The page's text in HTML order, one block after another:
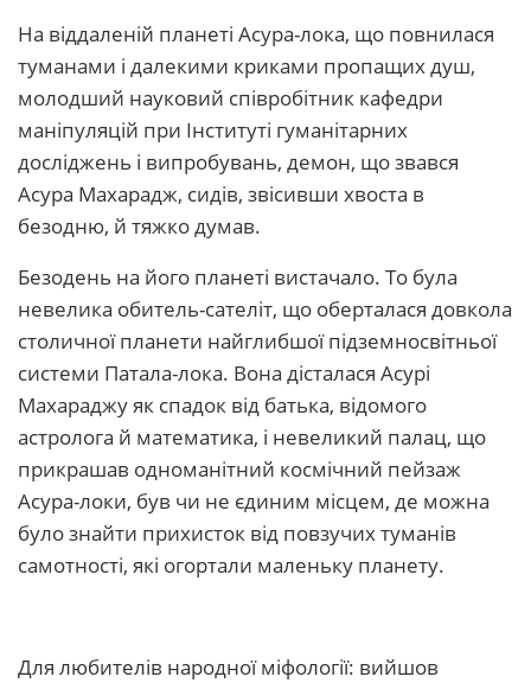
На віддаленій планеті Асура-лока, що повнилася
туманами і далекими криками пропащих душ,
молодший науковий співробітник кафедри
маніпуляцій при Інституті гуманітарних
досліджень і випробувань, демон, що звався
Асура Махарадж, сидів, звісивши хвоста в
безодню, й тяжко думав.
Безодень на його планеті вистачало. То була
невелика обитель-сателіт, що оберталася довкола
столичної планети найглибшої підземносвітньої
системи Патала-лока. Вона дісталася Асурі
Махараджу як спадок від батька, відомого
астролога й математика, і невеликий палац, що
прикрашав одноманітний космічний пейзаж
Асура-локи, був чи не єдиним місцем, де можна
було знайти прихисток від повзучих туманів
самотності, які огортали маленьку планету.
Для любителів народної міфології: вийшов